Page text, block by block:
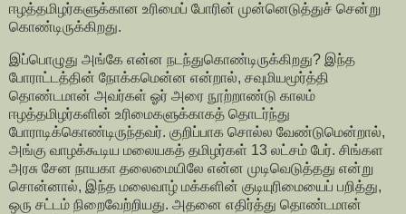
ஈழத்தமிழர்களுக்கான உரிமைப் போரின் முன்னெடுத்துச் சென்று
கொண்டிருக்கிறது.
இப்பொழுது அங்கே என்ன நடந்துகொண்டிருக்கிறது? இந்த
போராட்டத்தின் நோக்கமென்ன என்றால், சவுமியமூர்த்தி
தொண்டமான் அவர்கள் ஓர் அரை நூற்றாண்டு காலம்
ஈழத்தமிழர்களின் உரிமைகளுக்காகத் தொடர்ந்து
போராடிக்கொண்டிருந்தவர். குறிப்பாக சொல்ல வேண்டுமென்றால்,
அங்கு வாழக்கூடிய மலையகத் தமிழர்கள் 13 லட்சம் பேர். சிங்கள
அரசு சேன நாயகா தலைமையிலே என்ன முடிவெடுத்தது என்று
சொன்னால், இந்த மலைவாழ் மக்களின் குடியுரிமையைப் பறித்து,
ஒரு சட்டம் நிறைவேற்றியது. அதனை எதிர்த்து தொண்டமான்